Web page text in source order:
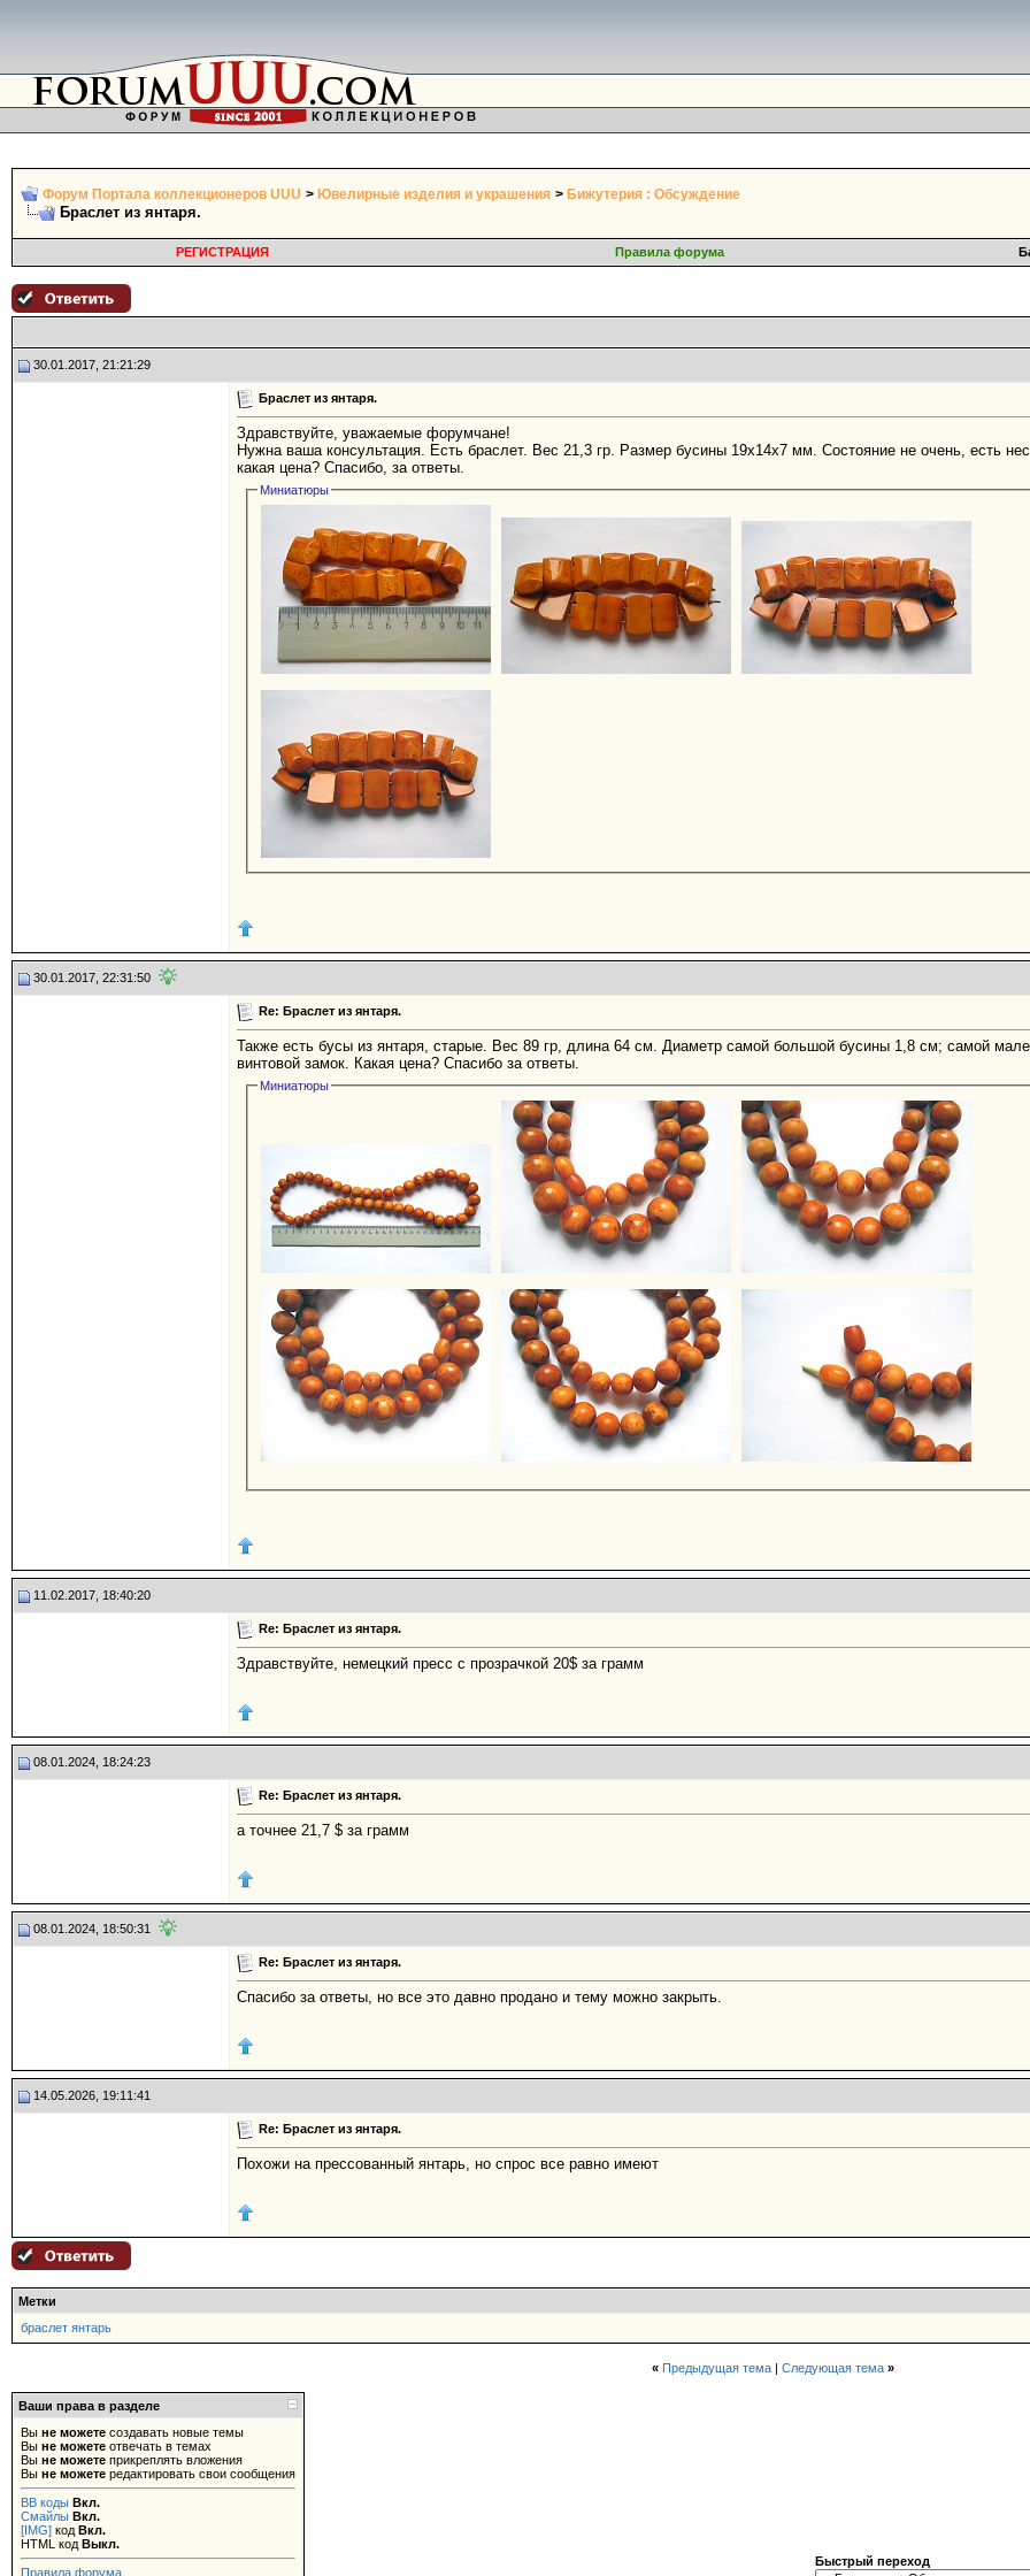
Форум Портала коллекционеров UUU > Ювелирные изделия и украшения > Бижутерия : Обсуждение
Браслет из янтаря.
РЕГИСТРАЦИЯ Правила форума
30.01.2017, 21:21:29
Браслет из янтаря.
Здравствуйте, уважаемые форумчане!
Нужна ваша консультация. Есть браслет. Вес 21,3 гр. Размер бусины 19х14х7 мм. Состояние не очень, есть
какая цена? Спасибо, за ответы.
Миниатюры
30.01.2017, 22:31:50
Re: Браслет из янтаря.
Также есть бусы из янтаря, старые. Вес 89 гр, длина 64 см. Диаметр самой большой бусины 1,8 см; самой
винтовой замок. Какая цена? Спасибо за ответы.
Миниатюры
11.02.2017, 18:40:20
Re: Браслет из янтаря.
Здравствуйте, немецкий пресс с прозрачкой 20$ за грамм
08.01.2024, 18:24:23
Re: Браслет из янтаря.
а точнее 21,7 $ за грамм
08.01.2024, 18:50:31
Re: Браслет из янтаря.
Спасибо за ответы, но все это давно продано и тему можно закрыть.
14.05.2026, 19:11:41
Re: Браслет из янтаря.
Похожи на прессованный янтарь, но спрос все равно имеют
Метки
браслет янтарь
« Предыдущая тема| Следующая тема »
Ваши права в разделе
Вы не можете создавать новые темы
Вы не можете отвечать в темах
Вы не можете прикреплять вложения
Вы не можете редактировать свои сообщения
BB коды Вкл.
Смайлы Вкл.
[IMG] код Вкл.
HTML код Выкл.
Правила форума
Быстрый переход